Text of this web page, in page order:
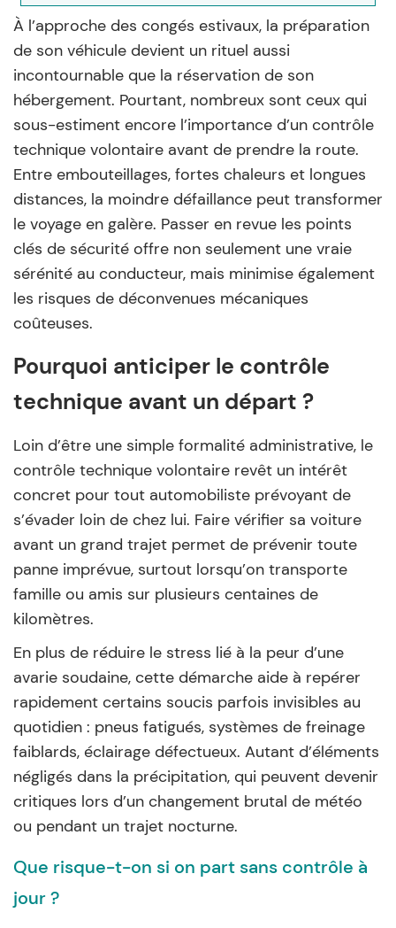
À l’approche des congés estivaux, la préparation
de son véhicule devient un rituel aussi
incontournable que la réservation de son
hébergement. Pourtant, nombreux sont ceux qui
sous-estiment encore l’importance d’un contrôle
technique volontaire avant de prendre la route.
Entre embouteillages, fortes chaleurs et longues
distances, la moindre défaillance peut transformer
le voyage en galère. Passer en revue les points
clés de sécurité offre non seulement une vraie
sérénité au conducteur, mais minimise également
les risques de déconvenues mécaniques
coûteuses.
Pourquoi anticiper le contrôle
technique avant un départ ?
Loin d’être une simple formalité administrative, le
contrôle technique volontaire revêt un intérêt
concret pour tout automobiliste prévoyant de
s’évader loin de chez lui. Faire vérifier sa voiture
avant un grand trajet permet de prévenir toute
panne imprévue, surtout lorsqu’on transporte
famille ou amis sur plusieurs centaines de
kilomètres.
En plus de réduire le stress lié à la peur d’une
avarie soudaine, cette démarche aide à repérer
rapidement certains soucis parfois invisibles au
quotidien : pneus fatigués, systèmes de freinage
faiblards, éclairage défectueux. Autant d’éléments
négligés dans la précipitation, qui peuvent devenir
critiques lors d’un changement brutal de météo
ou pendant un trajet nocturne.
Que risque-t-on si on part sans contrôle à
jour ?